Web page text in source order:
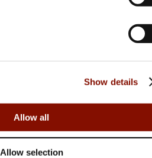
Show details
Allow all
Allow selection